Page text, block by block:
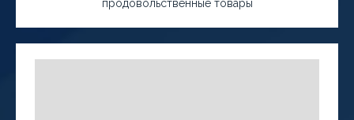
продовольственные товары